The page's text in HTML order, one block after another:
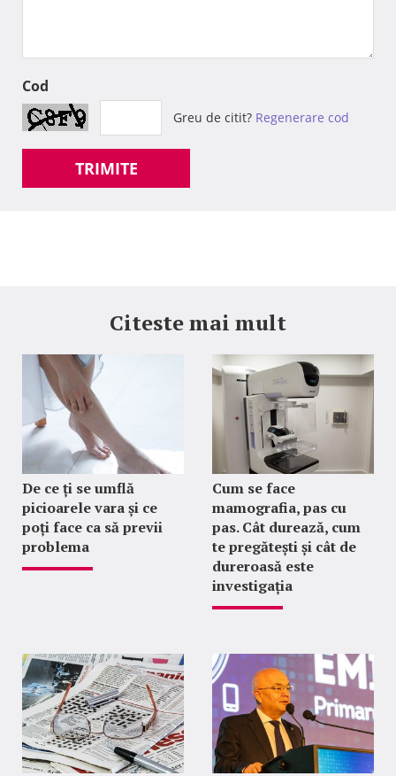
Cod
Greu de citit? Regenerare cod
TRIMITE
Citeste mai mult
De ce ți se umflă
picioarele vara și ce
poți face ca să previi
problema
Cum se face
mamografia, pas cu
pas. Cât durează, cum
te pregătești și cât de
dureroasă este
investigația